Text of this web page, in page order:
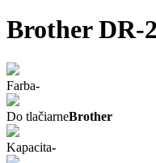
Brother DR-
Farba-
Do tlačiarneBrother
Kapacita-